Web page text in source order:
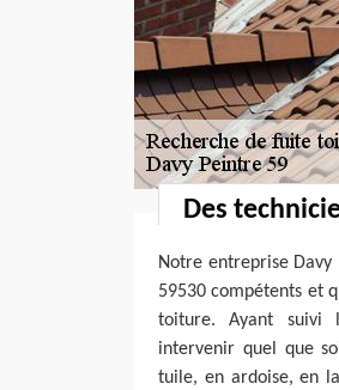
Des
Notre entreprise Davy
59530 compétents et
toiture. Ayant suivi
intervenir quel que
tuile, en ardoise, en